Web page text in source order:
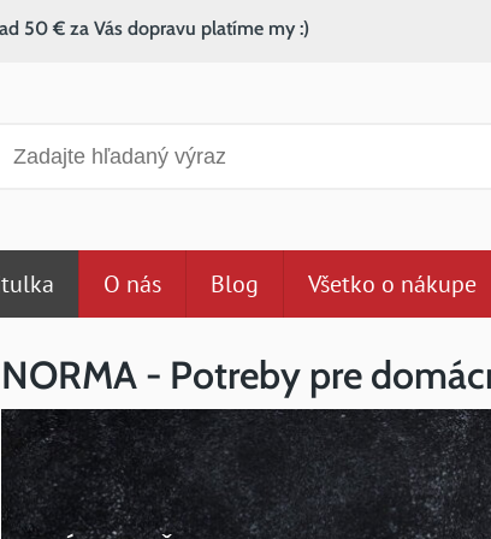
50 € za Vás dopravu platíme my :)
O nás Blog Všetko o nákupe
NORMA - Potreby pre